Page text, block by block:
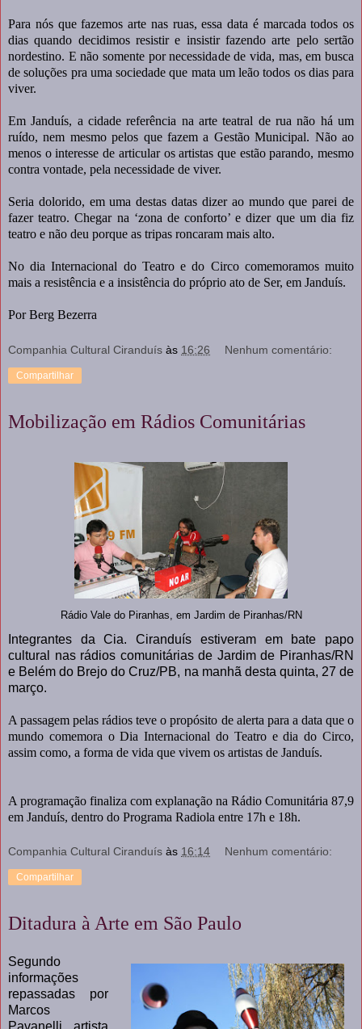
Para nós que fazemos arte nas ruas, essa data é marcada todos os
dias quando decidimos resistir e insistir fazendo arte pelo sertão
nordestino. E não somente por necessidade de vida, mas, em busca
de soluções pra uma sociedade que mata um leão todos os dias para
viver.
Em Janduís, a cidade referência na arte teatral de rua não há um
ruído, nem mesmo pelos que fazem a Gestão Municipal. Não ao
menos o interesse de articular os artistas que estão parando, mesmo
contra vontade, pela necessidade de viver.
Seria dolorido, em uma destas datas dizer ao mundo que parei de
fazer teatro. Chegar na ‘zona de conforto’ e dizer que um dia fiz
teatro e não deu porque as tripas roncaram mais alto.
No dia Internacional do Teatro e do Circo comemoramos muito
mais a resistência e a insistência do próprio ato de Ser, em Janduís.
Por Berg Bezerra
Companhia Cultural Ciranduís às 16:26 Nenhum comentário:
Compartilhar
Mobilização em Rádios Comunitárias
Rádio Vale do Piranhas, em Jardim de Piranhas/RN
Integrantes da Cia. Ciranduís estiveram em bate papo
cultural nas rádios comunitárias de Jardim de Piranhas/RN
e Belém do Brejo do Cruz/PB, na manhã desta quinta, 27 de
março.
A passagem pelas rádios teve o propósito de alerta para a data que o
mundo comemora o Dia Internacional do Teatro e dia do Circo,
assim como, a forma de vida que vivem os artistas de Janduís.
A programação finaliza com explanação na Rádio Comunitária 87,9
em Janduís, dentro do Programa Radiola entre 17h e 18h.
Companhia Cultural Ciranduís às 16:14 Nenhum comentário:
Compartilhar
Ditadura à Arte em São Paulo
Segundo
informações
repassadas por
Marcos
Pavanelli, artista